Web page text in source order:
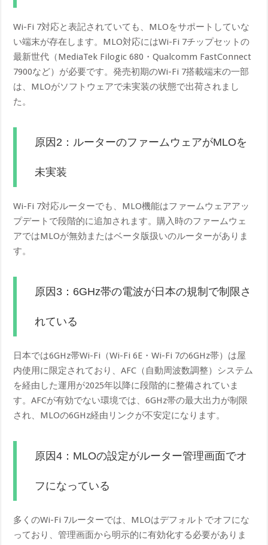
Wi-Fi 7対応と表記されていても、MLOをサポートしていな
い端末が存在します。MLO対応にはWi-Fi 7チップセットの
最新世代（MediaTek Filogic 680・Qualcomm FastConnect
7900など）が必要です。発売初期のWi-Fi 7搭載端末の一部
は、MLOがソフトウェアで未実装の状態で出荷されまし
た。
原因2：ルーターのファームウェアがMLOを
未実装
Wi-Fi 7対応ルーターでも、MLO機能はファームウェアアッ
プデートで段階的に追加されます。購入時のファームウェ
アではMLOが無効またはベータ版扱いのルーターがありま
す。
原因3：6GHz帯の電波が日本の規制で制限さ
れている
日本では6GHz帯Wi-Fi（Wi-Fi 6E・Wi-Fi 7の6GHz帯）は屋
内使用に限定されており、AFC（自動周波数調整）システム
を経由した運用が2025年以降に段階的に整備されていま
す。AFCが有効でない環境では、6GHz帯の最大出力が制限
され、MLOの6GHz経由リンクが不安定になります。
原因4：MLOの設定がルーター管理画面でオ
フになっている
多くのWi-Fi 7ルーターでは、MLOはデフォルトでオフにな
っており、管理画面から明示的に有効化する必要がありま